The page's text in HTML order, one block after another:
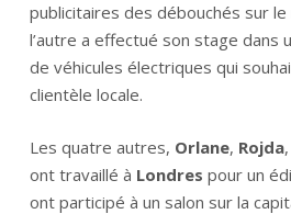
publicitaires des débouchés sur le
l’autre a effectué son stage dans
de véhicules électriques qui
clientèle locale.
Les quatre autres, Orlane, Rojda,
ont travaillé à Londres pour un
ont participé à un salon sur la